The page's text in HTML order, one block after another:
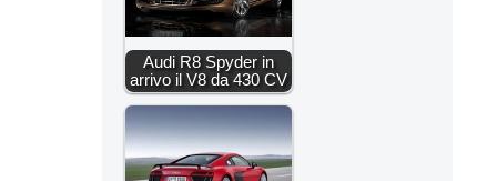
Audi R8 Spyder in
arrivo il V8 da 430 CV